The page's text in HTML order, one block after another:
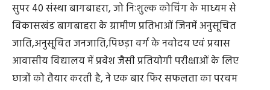
सुपर 40 संस्था बागबाहरा, जो निःशुल्क कोचिंग के माध्यम से
विकासखंड बागबाहरा के ग्रामीण प्रतिभाओं जिनमें अनुसूचित
जाति,अनुसूचित जनजाति,पिछड़ा वर्ग के नवोदय एवं प्रयास
आवासीय विद्यालय में प्रवेश जैसी प्रतियोगी परीक्षाओं के लिए
छात्रों को तैयार करती है, ने एक बार फिर सफलता का परचम